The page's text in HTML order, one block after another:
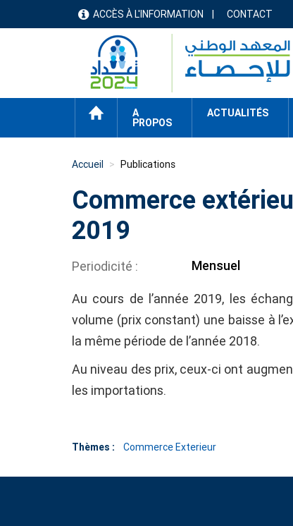
menu
header
ACCÈS À L'INFORMATION CONTACT
ACCUEIL
A
PROPOS
ACTUALITÉS
Accueil Publications
Commerce
2019
Periodicité Mensuel
Au cours de l’année 2019, les
volume (prix constant) une baisse à
la même période de l’année 2018.
Au niveau des prix, ceux-ci ont
les importations.
Thèmes : Commerce Exterieur